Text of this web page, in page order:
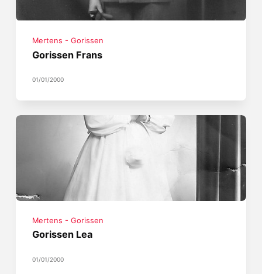
Mertens - Gorissen
Gorissen Frans
01/01/2000
Mertens - Gorissen
Gorissen Lea
01/01/2000